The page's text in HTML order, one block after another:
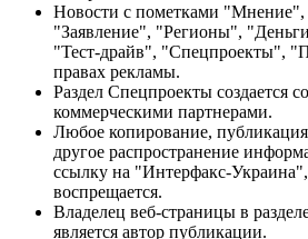
Новости с пометками "Мнение",
"Заявление", "Регионы",
"Тест-драйв", "Спецпроекты",
правах рекламы.
Раздел Спецпроекты создается
коммерческими партнерами.
Любое копирование,
другое распространение
ссылку на "Интерфакс-
воспрещается.
Владелец веб-страницы в
является автор публикации.